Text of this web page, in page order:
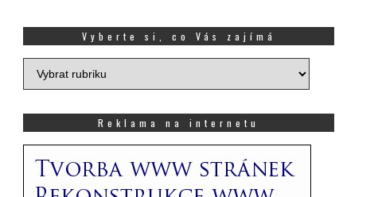
Vyberte si, co Vás zajímá
Vyberte
si,
zajímá
Reklama na internetu